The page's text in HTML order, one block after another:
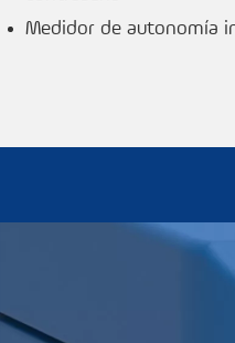
Medidor de autonomía